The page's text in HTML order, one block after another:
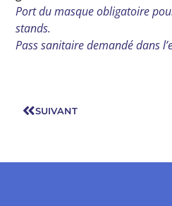
Port du masque obligatoire
stands.
Pass sanitaire demandé dans
SUIVANT